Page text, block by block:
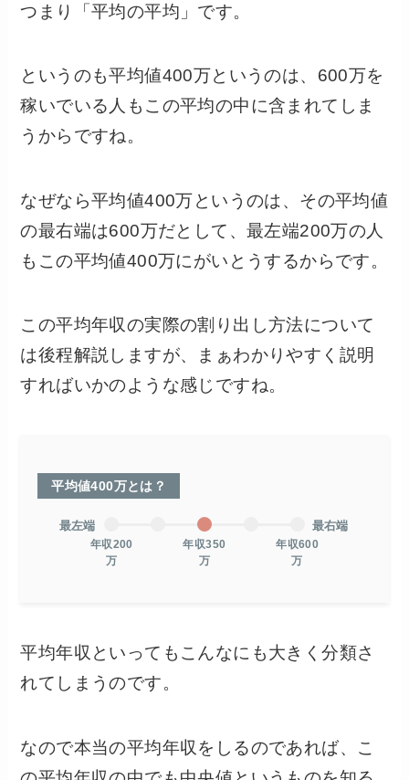
つまり「平均の平均」です。
というのも平均値400万というのは、600万を
稼いでいる人もこの平均の中に含まれてしま
うからですね。
なぜなら平均値400万というのは、その平均値
の最右端は600万だとして、最左端200万の人
もこの平均値400万にがいとうするからです。
この平均年収の実際の割り出し方法について
は後程解説しますが、まぁわかりやすく説明
すればいかのような感じですね。
平均値400万とは？
最左端
年収200
万
年収350
万
年収600
万
最右端
平均年収といってもこんなにも大きく分類さ
れてしまうのです。
なので本当の平均年収をしるのであれば、こ